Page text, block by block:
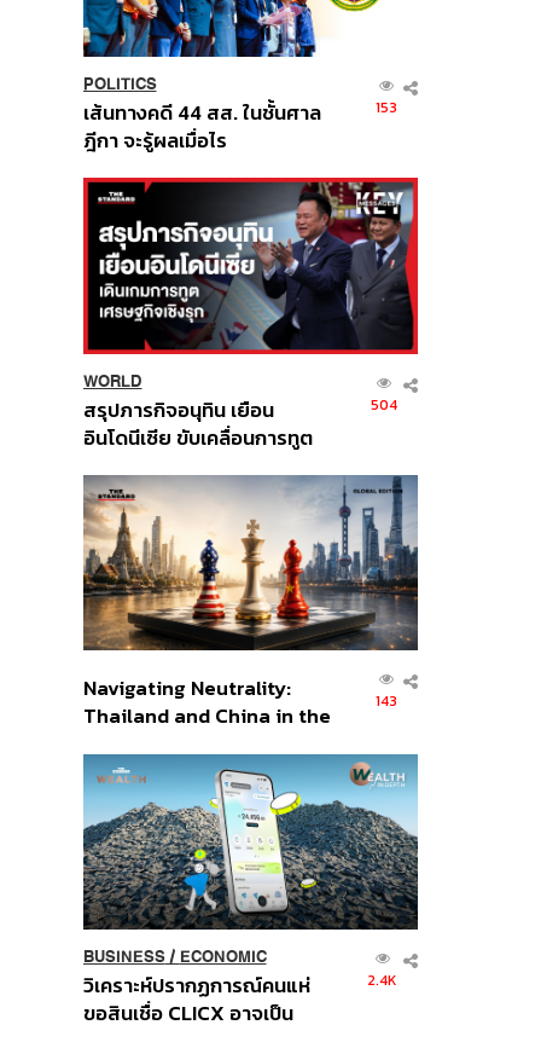
POLITICS
เส้นทางคดี 44 สส. ในชั้นศาล
ฎีกา จะรู้ผลเมื่อไร
153
WORLD
สรุปภารกิจอนุทิน เยือน
อินโดนีเซีย ขับเคลื่อนการทูต
ส่วนยุทธศาสตร์ไทย –
อินโดนีเซีย
504
Navigating Neutrality:
Thailand and China in the
Order
143
BUSINESS/ ECONOMIC
วิเคราะห์ปรากฏการณ์คนแห่
ขอสินเชื่อ CLICX อาจเป็น
2.4K